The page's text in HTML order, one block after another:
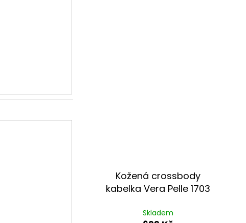
Kožená crossbody
kabelka Vera Pelle 1703
Skladem